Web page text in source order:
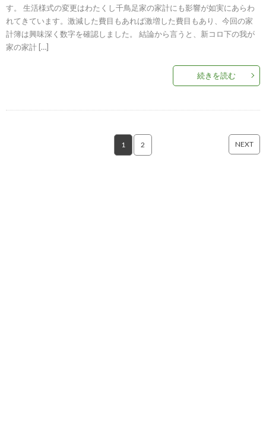
す。 生活様式の変更はわたくし千鳥足家の家計にも影響が如実にあらわ
れてきています。激減した費目もあれば激増した費目もあり、今回の家
計簿は興味深く数字を確認しました。 結論から言うと、新コロ下の我が
家の家計 […]
続きを読む
1 2 NEXT